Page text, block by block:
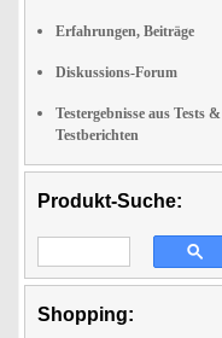
Erfahrungen, Beiträge
Diskussions-Forum
Testergebnisse aus Tests &
Testberichten
Produkt-Suche:
Shopping: